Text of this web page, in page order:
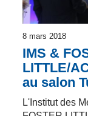
8 mars 2018
IMS &
LITTLE/
au salon
L'Institut des